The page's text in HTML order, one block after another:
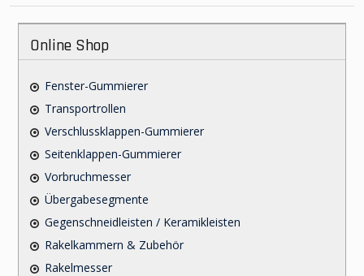
Online Shop
Fenster-Gummierer
Transportrollen
Verschlussklappen-Gummierer
Seitenklappen-Gummierer
Vorbruchmesser
Übergabesegmente
Gegenschneidleisten / Keramikleisten
Rakelkammern & Zubehör
Rakelmesser